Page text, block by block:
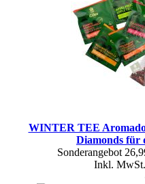
WINTER TEE
Diamonds für
Sonderangebot
Inkl. MwSt.